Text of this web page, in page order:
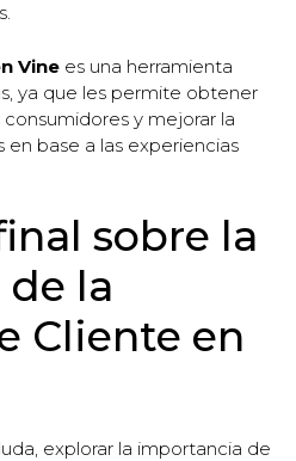
Vine es una herramienta
ya que les permite obtener
y mejorar la
base a las experiencias
sobre la
la
Cliente en
explorar la importancia de